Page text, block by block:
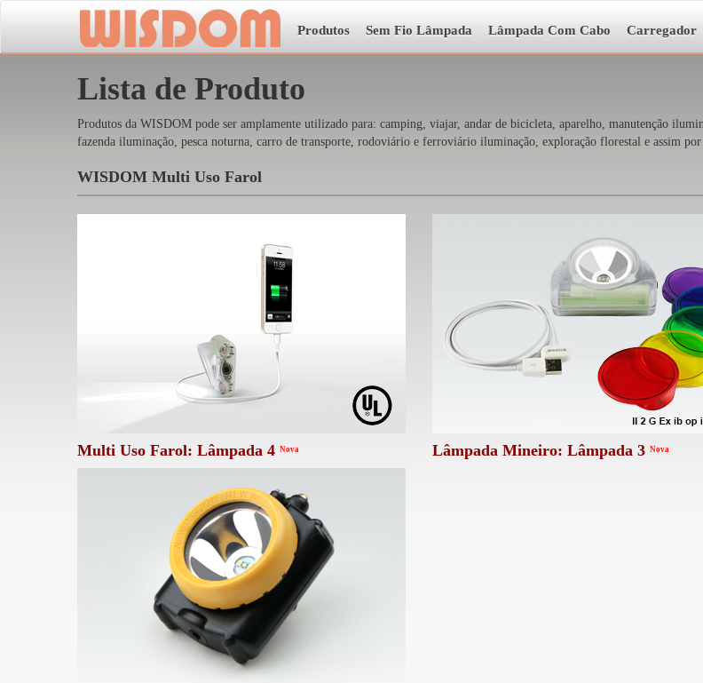
Produtos Sem Fio Lâmpada Lâmpada Com Cabo Carregador
Lista de Produto
Produtos da WISDOM pode ser amplamente utilizado para: camping, viajar, andar de bicicleta, aparelho, manutenção
fazenda iluminação, pesca noturna, carro de transporte, rodoviário e ferroviário iluminação, exploração florestal e assim por
WISDOM Multi Uso Farol
Multi Uso Farol: Lâmpada 4 Nova Lâmpada Mineiro: Lâmpada 3 Nova